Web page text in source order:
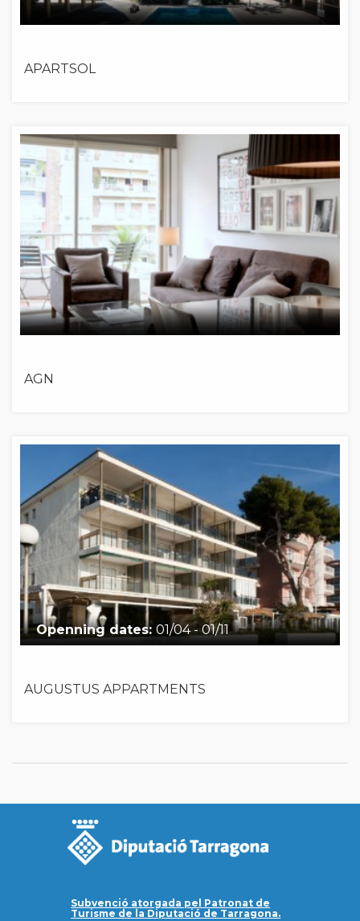
APARTSOL
AGN
Openning dates: 01/04 - 01/11
AUGUSTUS APPARTMENTS
Subvenció atorgada pel Patronat de
Turisme de la Diputació de Tarragona.